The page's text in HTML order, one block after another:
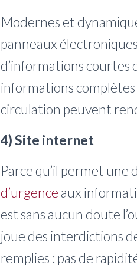
Modernes et
panneaux
d’informations courtes
informations complètes
circulation peuvent
4) Site internet
Parce qu’il permet
d’urgence aux
est sans aucun doute
joue des interdictions
remplies : pas de